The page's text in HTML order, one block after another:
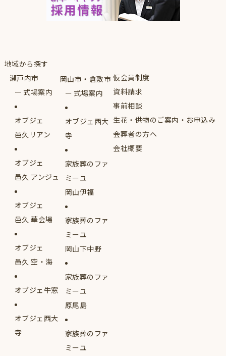
地域から探す
瀬戸内市
式場案内
オブジェ
邑久リアン
オブジェ
邑久 アンジュ
オブジェ
邑久 華会場
オブジェ
邑久 空・海
オブジェ牛窓
オブジェ西大
寺
岡山市・倉敷市
式場案内
オブジェ西大
寺
家族葬のファ
ミーユ
岡山伊福
家族葬のファ
ミーユ
岡山下中野
家族葬のファ
ミーユ
原尾島
家族葬のファ
ミーユ
仮会員制度
資料請求
事前相談
生花・供物のご案内・お申込み
会葬者の方へ
会社概要